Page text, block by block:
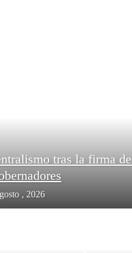
tras la firma
, 2026